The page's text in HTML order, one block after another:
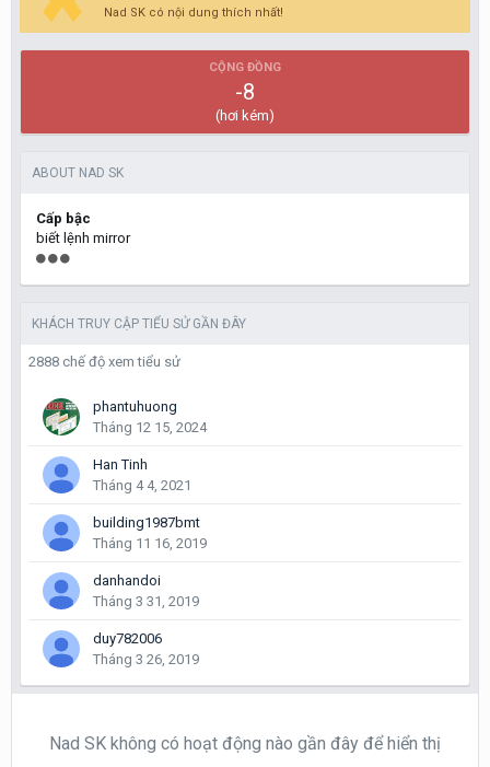
Nad SK có nội dung thích nhất!
CỘNG ĐỒNG
-8
(hơi kém)
ABOUT NAD SK
Cấp bậc
biết lệnh mirror
KHÁCH TRUY CẬP TIỂU SỬ GẦN ĐÂY
2888 chế độ xem tiểu sử
phantuhuong
Tháng 12 15, 2024
Han Tinh
Tháng 4 4, 2021
building1987bmt
Tháng 11 16, 2019
danhandoi
Tháng 3 31, 2019
duy782006
Tháng 3 26, 2019
Nad SK không có hoạt động nào gần đây để hiển thị